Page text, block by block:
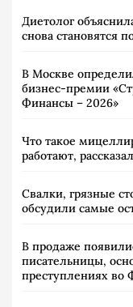
Диетолог
снова становятся
В Москве
бизнес-премии
Финансы – 2026»
Что такое
работают,
Свалки, грязные
обсудили самые
В продаже
писательницы,
преступлениях во